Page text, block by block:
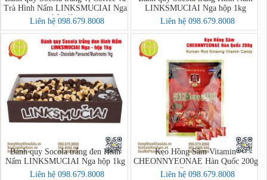
Trà Hình Nấm LINKSMUCIAI Nga
hộp 1kg
Liên hệ 098.679.8008
LINKSMUCIAI Nga hộp 1kg
Liên hệ 098.679.8008
Bánh quy Socola trắng đen Hình
Nấm LINKSMUCIAI Nga hộp 1kg
Liên hệ 098.679.8008
Kẹo Hồng Sâm Vitamin
CHEONNYEONAE Hàn Quốc 200g
- 고려홍삼비타민캔디
Liên hệ 098.679.8008